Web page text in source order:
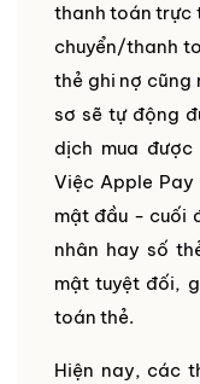
thanh toán trực
chuyển/thanh
thẻ ghi nợ cũng
sơ sẽ tự động
dịch mua được
Việc Apple
mật đầu - cuối
nhân hay số
mật tuyệt đối,
toán thẻ.
Hiện nay, các